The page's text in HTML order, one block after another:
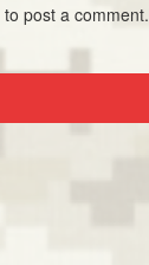
to post a comment.